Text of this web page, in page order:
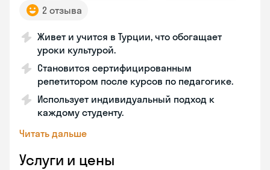
2 отзыва
Живет и учится в Турции, что обогащает
уроки культурой.
Становится сертифицированным
репетитором после курсов по педагогике.
Использует индивидуальный подход к
каждому студенту.
Читать дальше
Услуги и цены